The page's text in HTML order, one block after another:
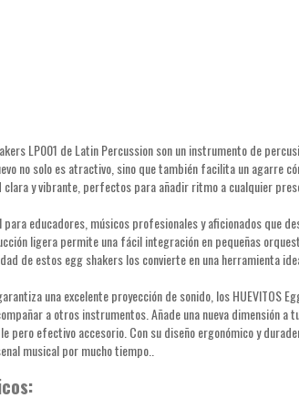
LP001 de Latin Percussion son un instrumento de
no solo es atractivo, sino que también facilita un agarre
clara y vibrante, perfectos para añadir ritmo a cualquier
educadores, músicos profesionales y aficionados que
ligera permite una fácil integración en pequeñas
de estos egg shakers los convierte en una herramienta
una excelente proyección de sonido, los HUEVITOS
a otros instrumentos. Añade una nueva dimensión
pero efectivo accesorio. Con su diseño ergonómico y
musical por mucho tiempo..